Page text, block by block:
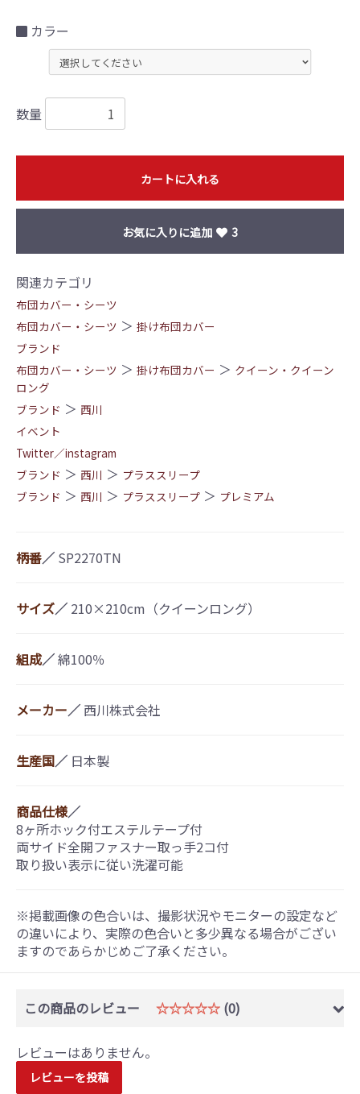
カラー
数量
カートに入れる
お気に入りに追加 3
関連カテゴリ
布団カバー・シーツ
布団カバー・シーツ ＞ 掛け布団カバー
ブランド
布団カバー・シーツ ＞ 掛け布団カバー ＞ クイーン・クイーン
ロング
ブランド ＞ 西川
イベント
Twitter／instagram
ブランド ＞ 西川 ＞ プラススリープ
ブランド ＞ 西川 ＞ プラススリープ ＞ プレミアム
柄番／ SP2270TN
サイズ／ 210×210cm（クイーンロング）
組成／綿100％
メーカー／ 西川株式会社
生産国／ 日本製
商品仕様／
8ヶ所ホック付エステルテープ付
両サイド全開ファスナー取っ手2コ付
取り扱い表示に従い洗濯可能
※掲載画像の色合いは、撮影状況やモニターの設定など
の違いにより、実際の色合いと多少異なる場合がござい
ますのであらかじめご了承ください。
この商品のレビュー ☆☆☆☆☆ (0)
レビューはありません。
レビューを投稿